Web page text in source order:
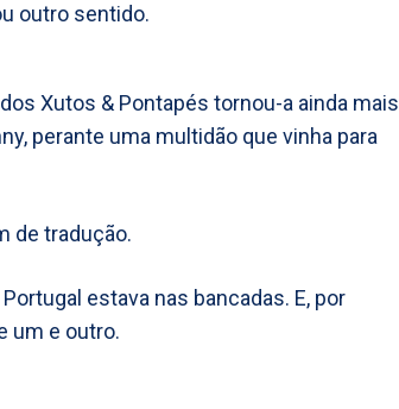
outro sentido.
Xutos & Pontapés tornou-a ainda mais
perante uma multidão que vinha para
de tradução.
estava nas bancadas. E, por
um e outro.